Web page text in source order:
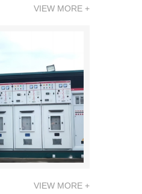
VIEW MORE +
VIEW MORE +